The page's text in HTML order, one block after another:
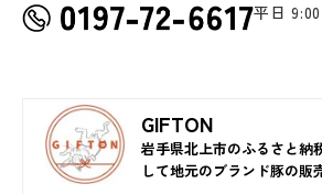
平日
GIFTON
岩手県北上市のふるさと納
して地元のブランド豚の販